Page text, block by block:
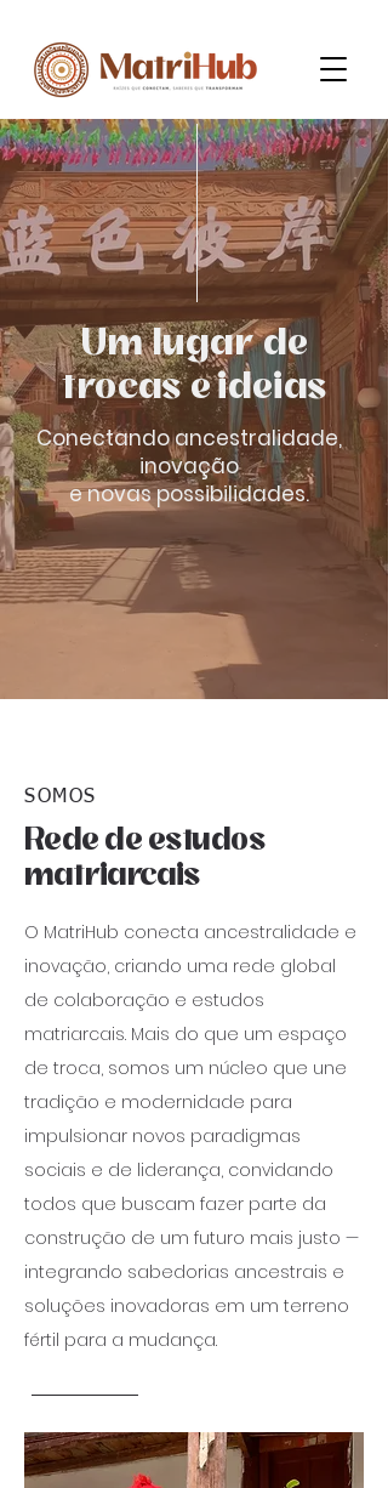
Um lugar de
trocas e ideias
Conectando ancestralidade,
inovação
e novas possibilidades.
SOMOS
Rede de estudos
matriarcais
O MatriHub conecta ancestralidade e
inovação, criando uma rede global
de colaboração e estudos
matriarcais. Mais do que um espaço
de troca, somos um núcleo que une
tradição e modernidade para
impulsionar novos paradigmas
sociais e de liderança, convidando
todos que buscam fazer parte da
construção de um futuro mais justo —
integrando sabedorias ancestrais e
soluções inovadoras em um terreno
fértil para a mudança.